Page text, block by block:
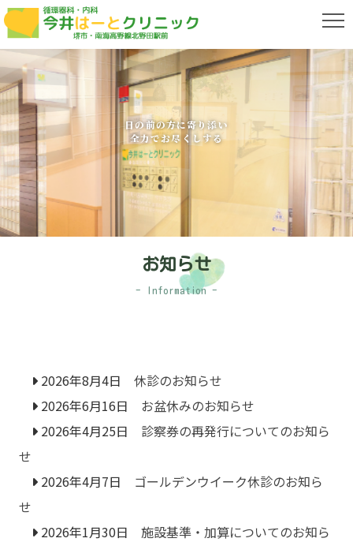
目の前の方に寄り添い
全力でお尽くしする
お知らせ
- Information -
2026年8月4日 休診のお知らせ
2026年6月16日 お盆休みのお知らせ
2026年4月25日 診察券の再発行についてのお知ら
せ
2026年4月7日 ゴールデンウイーク休診のお知ら
せ
2026年1月30日 施設基準・加算についてのお知ら